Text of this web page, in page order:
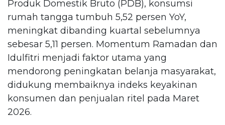
Produk Domestik Bruto (PDB), konsumsi
rumah tangga tumbuh 5,52 persen YoY,
meningkat dibanding kuartal sebelumnya
sebesar 5,11 persen. Momentum Ramadan dan
Idulfitri menjadi faktor utama yang
mendorong peningkatan belanja masyarakat,
didukung membaiknya indeks keyakinan
konsumen dan penjualan ritel pada Maret
2026.